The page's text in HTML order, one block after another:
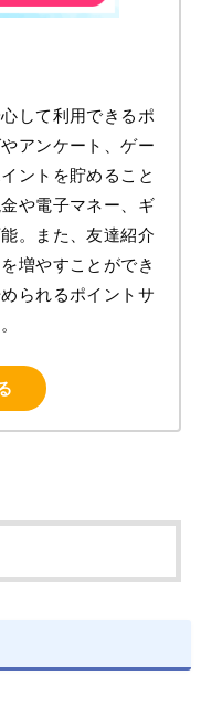
して利用できるポ
アンケート、ゲー
ントを貯めること
や電子マネー、ギ
。また、友達紹介
増やすことができ
られるポイントサ